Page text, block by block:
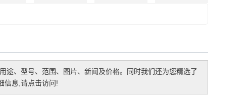
途、型号、范围、图片、新闻及价格。同时我们还为您精选了
信息,请点击访问!